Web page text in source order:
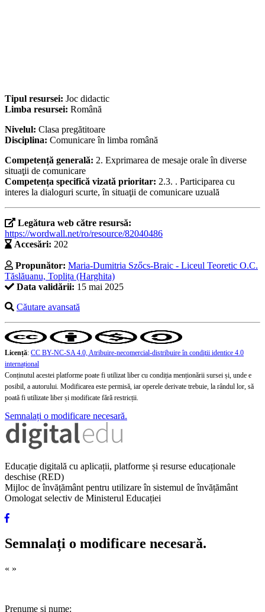
Tipul resursei: Joc didactic
Limba resursei: Română
Nivelul: Clasa pregătitoare
Disciplina: Comunicare în limba română
Competență generală: 2. Exprimarea de mesaje orale în diverse
situaţii de comunicare
Competența specifică vizată prioritar: 2.3. . Participarea cu
interes la dialoguri scurte, în situaţii de comunicare uzuală
Legătura web către resursă:
https://wordwall.net/ro/resource/82040486
Accesări: 202
Propunător: Maria-Dumitria Szőcs-Braic - Liceul Teoretic O.C.
Tăslăuanu, Toplița (Harghita)
Data validării: 15 mai 2025
Căutare avansată
Licență: CC BY-NC-SA 4.0, Atribuire-necomercial-distribuire în condiţii identice 4.0
internațional
Conținutul acestei platforme poate fi utilizat liber cu condiția menționării sursei și, unde e
posibil, a autorului. Modificarea este permisă, iar operele derivate trebuie, la rândul lor, să
poată fi utilizate liber și modificate fără restricții.
Semnalați o modificare necesară.
Educație digitală cu aplicații, platforme și resurse educaționale
deschise (RED)
Mijloc de învățământ pentru utilizare în sistemul de învățământ
Omologat selectiv de Ministerul Educației
Semnalați o modificare necesară.
« »
Prenume și nume: